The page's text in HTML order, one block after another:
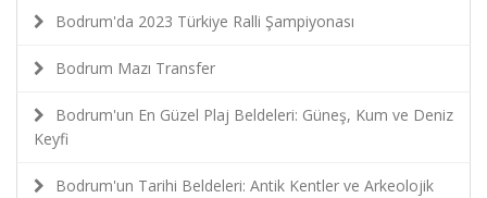
Bodrum'da 2023 Türkiye Ralli Şampiyonası
Bodrum Mazı Transfer
Bodrum'un En Güzel Plaj Beldeleri: Güneş, Kum ve Deniz
Keyfi
Bodrum'un Tarihi Beldeleri: Antik Kentler ve Arkeolojik